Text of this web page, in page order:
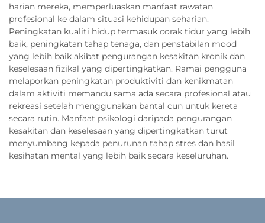
harian mereka, memperluaskan manfaat rawatan
profesional ke dalam situasi kehidupan seharian.
Peningkatan kualiti hidup termasuk corak tidur yang lebih
baik, peningkatan tahap tenaga, dan penstabilan mood
yang lebih baik akibat pengurangan kesakitan kronik dan
keselesaan fizikal yang dipertingkatkan. Ramai pengguna
melaporkan peningkatan produktiviti dan kenikmatan
dalam aktiviti memandu sama ada secara profesional atau
rekreasi setelah menggunakan bantal cun untuk kereta
secara rutin. Manfaat psikologi daripada pengurangan
kesakitan dan keselesaan yang dipertingkatkan turut
menyumbang kepada penurunan tahap stres dan hasil
kesihatan mental yang lebih baik secara keseluruhan.